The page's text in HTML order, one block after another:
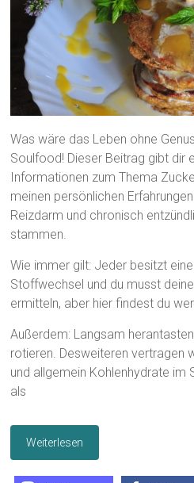
Was wäre das Leben ohne
Soulfood! Dieser Beitrag gibt dir
Informationen zum Thema
meinen persönlichen
Reizdarm und chronisch
stammen.
Wie immer gilt: Jeder besitzt
Stoffwechsel und du musst
ermitteln, aber hier findest du
Außerdem: Langsam
rotieren. Desweiteren vertragen
und allgemein Kohlenhydrate im
als
Weiterlesen